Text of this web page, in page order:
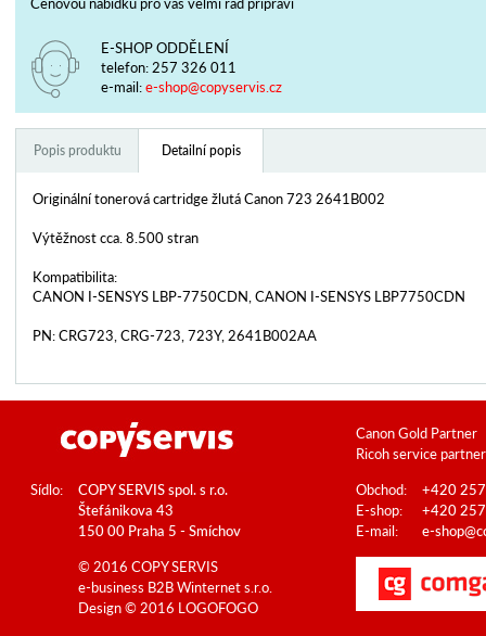
E-SHOP ODDĚLENÍ
telefon: 257 326 011
e-mail:e-shop@copyservis.cz
Popis produktu Detailní popis
Originální tonerová cartridge žlutá Canon 723 2641B002
Výtěžnost cca. 8.500 stran
Kompatibilita:
CANON I-SENSYS LBP-7750CDN, CANON I-SENSYS LBP7750CDN
PN: CRG723, CRG-723, 723Y, 2641B002AA
Canon Gold Partner
Ricoh service partner
Sídlo:
COPY SERVIS spol. s r.o.
Štefánikova 43
150 00 Praha 5 - Smíchov
Obchod:
+420
E-shop:
+420
E-mail:
e-
© 2016 COPY SERVIS
e-business B2BWinternet s.r.o.
Design © 2016 LOGOFOGO